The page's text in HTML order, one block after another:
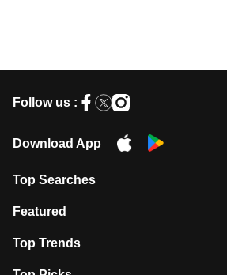
Follow us :
Download App
Top Searches
भरत तिवारी कथित एनकाउंटर मामले में बड़ी
Featured
स्पेन में प्रवासियों का सैलाब! मोरक्को से
Top Trends
RBI का नया नियम: अब बैंकों को अपनी सभी